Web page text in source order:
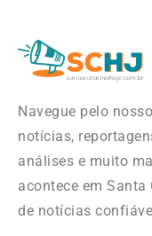
Navegue pelo
notícias,
análises e muito
acontece em
de notícias